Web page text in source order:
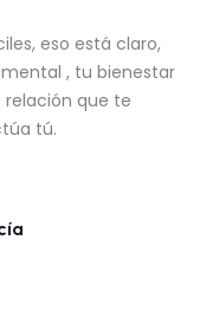
eso está claro,
, tu bienestar
relación que te
tú.